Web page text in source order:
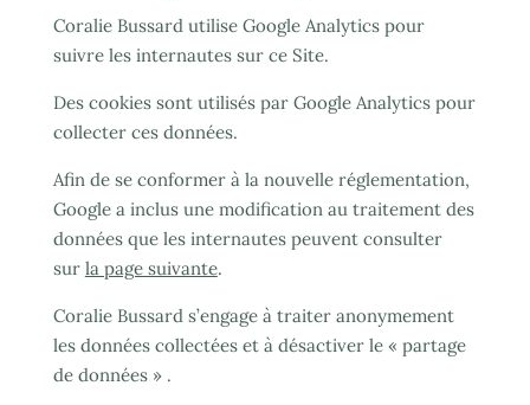
Coralie Bussard utilise Google Analytics pour
suivre les internautes sur ce Site.
Des cookies sont utilisés par Google Analytics pour
collecter ces données.
Afin de se conformer à la nouvelle réglementation,
Google a inclus une modification au traitement des
données que les internautes peuvent consulter
sur la page suivante.
Coralie Bussard s’engage à traiter anonymement
les données collectées et à désactiver le « partage
de données » .